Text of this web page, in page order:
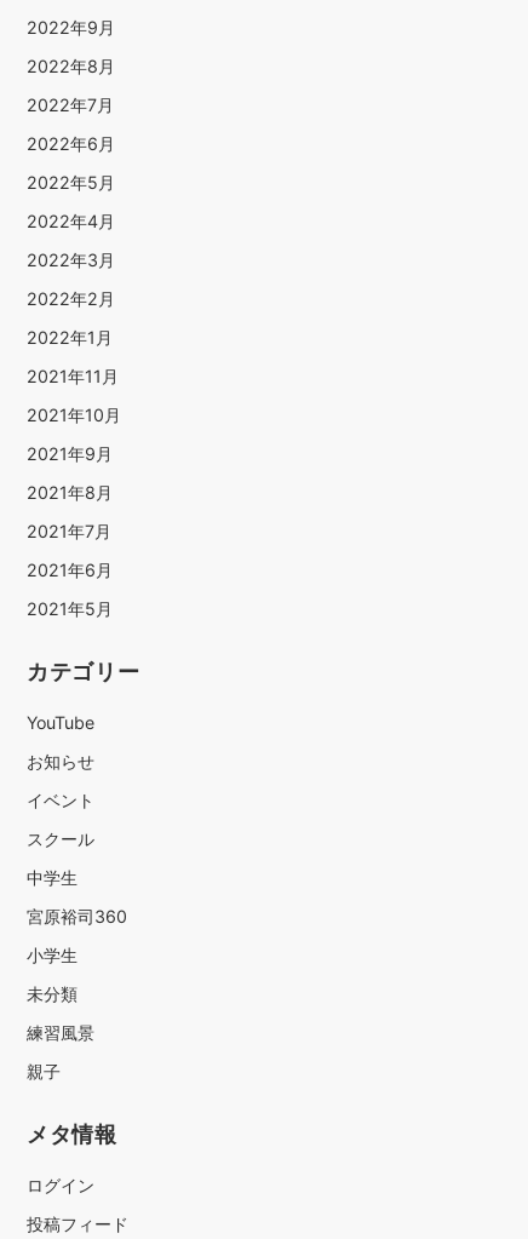
2022年9月
2022年8月
2022年7月
2022年6月
2022年5月
2022年4月
2022年3月
2022年2月
2022年1月
2021年11月
2021年10月
2021年9月
2021年8月
2021年7月
2021年6月
2021年5月
カテゴリー
YouTube
お知らせ
イベント
スクール
中学生
宮原裕司360
小学生
未分類
練習風景
親子
メタ情報
ログイン
投稿フィード